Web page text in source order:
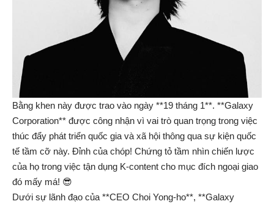
Bằng khen này được trao vào ngày **19 tháng 1**. **Galaxy
Corporation** được công nhận vì vai trò quan trọng trong việc
thúc đẩy phát triển quốc gia và xã hội thông qua sự kiện quốc
tế tầm cỡ này. Đỉnh của chóp! Chứng tỏ tầm nhìn chiến lược
của họ trong việc tận dụng K-content cho mục đích ngoại giao
đó mấy má! 😎
Dưới sự lãnh đạo của **CEO Choi Yong-ho**, **Galaxy